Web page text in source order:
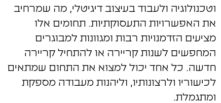
וטכנולוגיה ולעבוד בעיצוב דיגיטלי, מה שמרחיב
את האפשרויות התעסוקתיות. תחומים אלו
מציעים הזדמנויות רבות ומגוונות למבוגרים
המחפשים לשנות קריירה או להתחיל קריירה
חדשה. כל אחד יכול למצוא את התחום שמתאים
לכישוריו ולרצונותיו, וליהנות מעבודה מספקת
ומתגמלת.